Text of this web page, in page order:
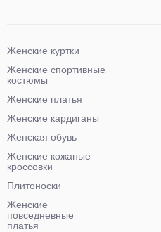
Женские куртки
Женские спортивные
костюмы
Женские платья
Женские кардиганы
Женская обувь
Женские кожаные
кроссовки
Плитоноски
Женские
повседневные
платья